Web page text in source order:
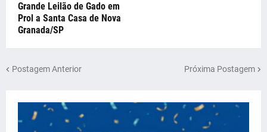
Grande Leilão de Gado em
Prol a Santa Casa de Nova
Granada/SP
Postagem Anterior Próxima Postagem